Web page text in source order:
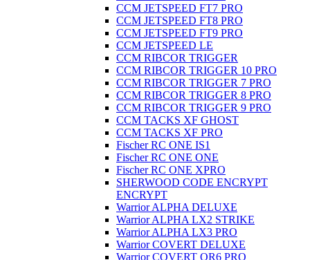
CCM JETSPEED FT7 PRO
CCM JETSPEED FT8 PRO
CCM JETSPEED FT9 PRO
CCM JETSPEED LE
CCM RIBCOR TRIGGER
CCM RIBCOR TRIGGER 10 PRO
CCM RIBCOR TRIGGER 7 PRO
CCM RIBCOR TRIGGER 8 PRO
CCM RIBCOR TRIGGER 9 PRO
CCM TACKS XF GHOST
CCM TACKS XF PRO
Fischer RC ONE IS1
Fischer RC ONE ONE
Fischer RC ONE XPRO
SHERWOOD CODE ENCRYPT
ENCRYPT
Warrior ALPHA DELUXE
Warrior ALPHA LX2 STRIKE
Warrior ALPHA LX3 PRO
Warrior COVERT DELUXE
Warrior COVERT QR6 PRO